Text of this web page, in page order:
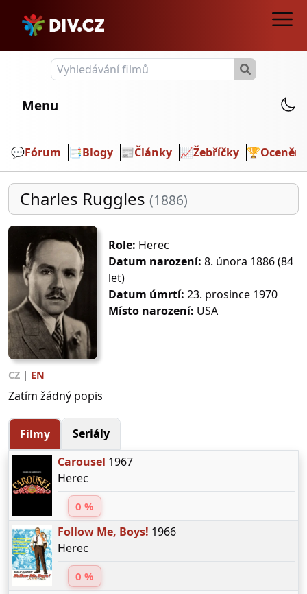
Menu
💬️Fórum 📑Blogy 📰Články 📈Žebříčky 🏆Ocenění
Charles Ruggles (1886)
Role: Herec
Datum narození: 8. února 1886 (84
let)
Datum úmrtí: 23. prosince 1970
Místo narození: USA
CZ | EN
Zatím žádný popis
Filmy
Seriály
Carousel 1967
Herec
0 %
Follow Me, Boys! 1966
Herec
0 %